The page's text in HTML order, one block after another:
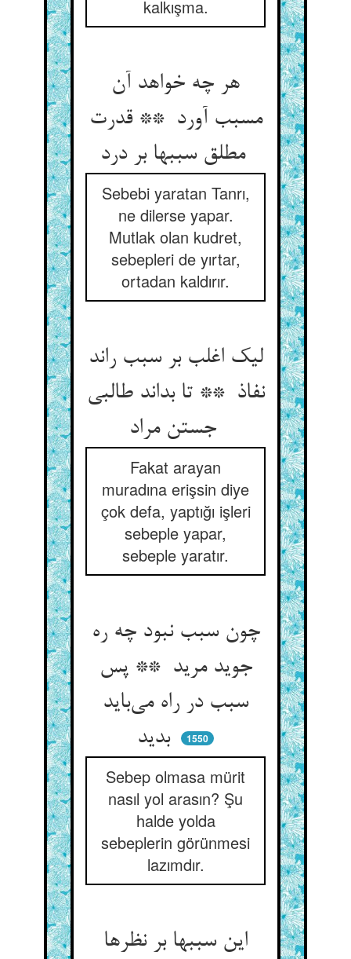
kalkışma.
هر چه خواهد آن
مسبب آورد ** قدرت
مطلق سببها بر درد
Sebebi yaratan Tanrı,
ne dilerse yapar.
Mutlak olan kudret,
sebepleri de yırtar,
ortadan kaldırır.
لیک اغلب بر سبب راند
نفاذ ** تا بداند طالبی
جستن مراد
Fakat arayan
muradına erişsin diye
çok defa, yaptığı işleri
sebeple yapar,
sebeple yaratır.
چون سبب نبود چه ره
جوید مرید ** پس
سبب در راه می‌باید
بدید
1550
Sebep olmasa mürit
nasıl yol arasın? Şu
halde yolda
sebeplerin görünmesi
lazımdır.
این سببها بر نظرها